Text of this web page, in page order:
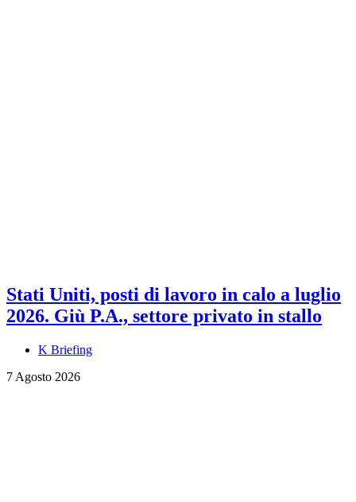
Stati Uniti, posti di lavoro in calo a luglio
2026. Giù P.A., settore privato in stallo
K Briefing
7 Agosto 2026